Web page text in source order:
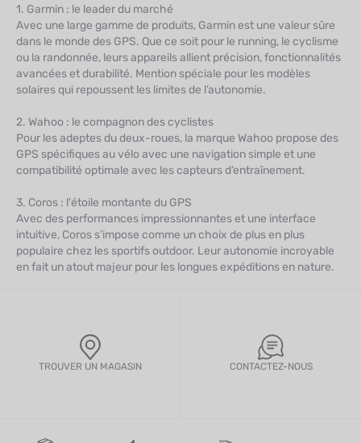
1. Garmin : le leader du marché
Avec une large gamme de produits, Garmin est une valeur sûre
dans le monde des GPS. Que ce soit pour le running, le cyclisme
ou la randonnée, leurs appareils allient précision, fonctionnalités
avancées et durabilité. Mention spéciale pour les modèles
solaires qui repoussent les limites de l’autonomie.
2. Wahoo : le compagnon des cyclistes
Pour les adeptes du deux-roues, la marque Wahoo propose des
GPS spécifiques au vélo avec une navigation simple et une
compatibilité optimale avec les capteurs d’entraînement.
3. Coros : l'étoile montante du GPS
Avec des performances impressionnantes et une interface
intuitive, Coros s’impose comme un choix de plus en plus
populaire chez les sportifs outdoor. Leur autonomie incroyable
en fait un atout majeur pour les longues expéditions en nature.
TROUVER UN MAGASIN CONTACTEZ-NOUS